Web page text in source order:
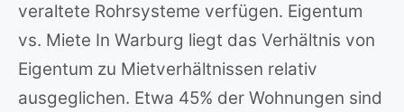
veraltete Rohrsysteme verfügen. Eigentum
vs. Miete In Warburg liegt das Verhältnis von
Eigentum zu Mietverhältnissen relativ
ausgeglichen. Etwa 45% der Wohnungen sind